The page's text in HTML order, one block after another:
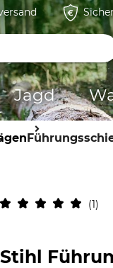
Jagd
1
Stihl